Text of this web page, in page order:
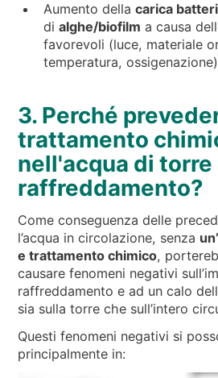
Aumento dellacarica
dialghe/biofilm a causa
favorevoli (luce, materiale
temperatura,
3. Perché
trattamento
nell'acqua di torre
raffreddamento?
Come conseguenza delle
l’acqua in circolazione, senza
e trattamento chimico,
causare fenomeni negativi
raffreddamento e ad un calo
sia sulla torre che sull’intero
Questi fenomeni negativi si
principalmente in: